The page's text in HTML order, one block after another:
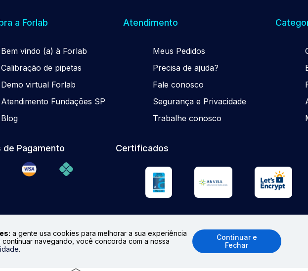
a gente usa cookies para melhorar a sua experiência
navegando, você concorda com a nossa
.
Continuar e
Fechar
a Forlab
Bem vindo (a) à Forlab
Calibração de pipetas
Demo virtual Forlab
Atendimento Fundações SP
Blog
Atendimento
Meus Pedidos
Precisa de ajuda?
Fale conosco
Segurança e Privacidade
Trabalhe conosco
de Pagamento Certificados
total ou parcial. Preços e Estoques sujeitos à alteração sem aviso prévio.
Formas de pagamento aceitas: cartões de crédito (Visa, MasterCard, Elo e American